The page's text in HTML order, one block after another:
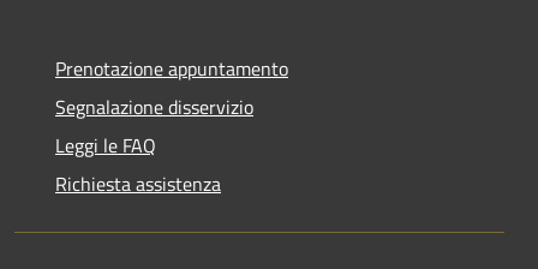
Prenotazione appuntamento
Segnalazione disservizio
Leggi le FAQ
Richiesta assistenza